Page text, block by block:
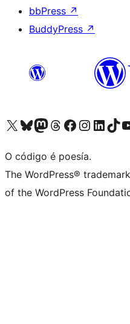
bbPress ↗
BuddyPress ↗
Visita la cuenta de X (anteriormente Twitter)
Visita a nosa conta de Bluesky
Visita a nosa conta de Mastodon
Visita a nosa conta de Threads
Visita a nosa páxina de Facebook
Visita a nosa conta de
Visita a nosa conta
Visita a nosa
O código é poesía.
The WordPress®
of the WordPress